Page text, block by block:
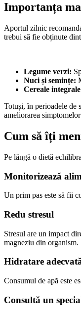
Importanța
Aportul zilnic
trebui să fie obținute
Legume verzi:
Nuci și semințe:
Cereale
Totuși, în perioadele de
ameliorarea
Cum să îți
Pe lângă o dietă
Monitorizează
Un prim pas este să fii
Redu stresul
Stresul are un impact
magneziu din organism.
Hidratare
Consumul de apă este
Consultă un